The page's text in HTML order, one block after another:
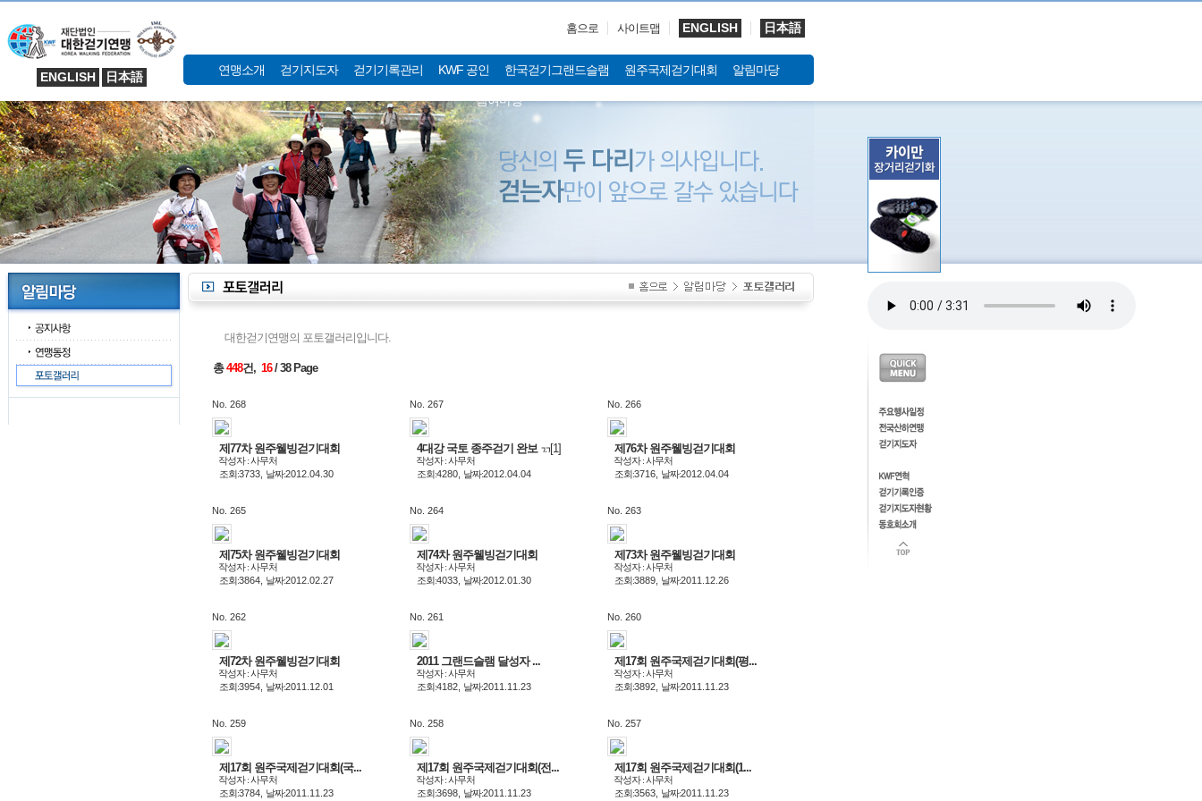
ENGLISH 日本語
홈으로 사이트맵 ENGLISH 日本語
연맹소개 걷기지도자 걷기기록관리 KWF 공인 한국걷기그랜드슬램 원주국제걷기대회 알림마당
참여마당
대한걷기연맹의 포토갤러리입니다.
총448건, 16/ 38 Page
No. 268
제77차 원주웰빙걷기대회
작성자 : 사무처
조회:3733, 날짜:2012.04.30
No. 267
4대강 국토 종주걷기 완보 [1]
작성자 : 사무처
조회:4280, 날짜:2012.04.04
No. 266
제76차 원주웰빙걷기대회
작성자 : 사무처
조회:3716, 날짜:2012.04.04
No. 265
제75차 원주웰빙걷기대회
작성자 : 사무처
조회:3864, 날짜:2012.02.27
No. 264
제74차 원주웰빙걷기대회
작성자 : 사무처
조회:4033, 날짜:2012.01.30
No. 263
제73차 원주웰빙걷기대회
작성자 : 사무처
조회:3889, 날짜:2011.12.26
No. 262
제72차 원주웰빙걷기대회
작성자 : 사무처
조회:3954, 날짜:2011.12.01
No. 261
2011 그랜드슬램 달성자 ...
작성자 : 사무처
조회:4182, 날짜:2011.11.23
No. 260
제17회 원주국제걷기대회(평...
작성자 : 사무처
조회:3892, 날짜:2011.11.23
No. 259
제17회 원주국제걷기대회(국...
작성자 : 사무처
조회:3784, 날짜:2011.11.23
No. 258
제17회 원주국제걷기대회(전...
작성자 : 사무처
조회:3698, 날짜:2011.11.23
No. 257
제17회 원주국제걷기대회(1...
작성자 : 사무처
조회:3563, 날짜:2011.11.23